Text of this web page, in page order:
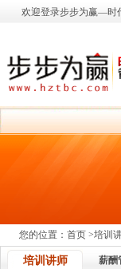
欢迎登录步步为赢—时
您的位置： 首页 >培训
培训讲师 薪酬